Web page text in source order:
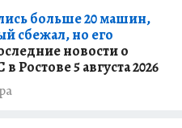
больше 20 машин,
сбежал, но его
новости о
Ростове 5 августа 2026